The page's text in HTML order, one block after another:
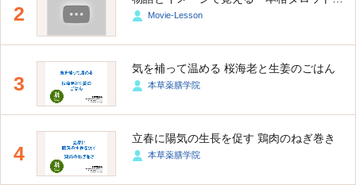
2 Movie-Lesson
3
気を補って温める 桜海老と生姜のごはん
本草薬膳学院
4
立春に陽気の生長を促す 鶏肉のねぎ巻き
本草薬膳学院